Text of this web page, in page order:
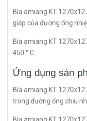
Bìa amiang KT
giáp của đường ống
Bìa amiang KT
450 ° C.
Ứng dụng sản
Bìa amiang KT
trong đường ống chịu
Bìa amiang KT